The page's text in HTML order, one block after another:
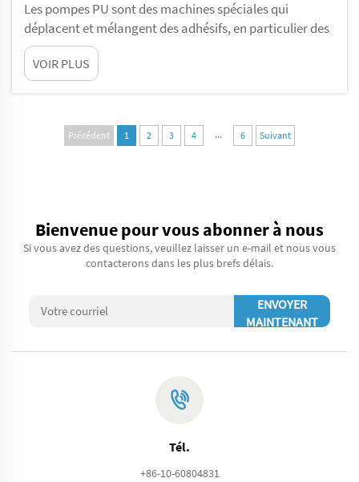
Les pompes PU sont des machines spéciales qui
déplacent et mélangent des adhésifs, en particulier des
adhésifs polyuréthanes (PU). Ces adhésifs sont
résistants et peuvent être utilisés dans de nombreux
secteurs, tels que la construction, l’automobile et
qualité supérieure des pompes PU. Choisissez la pompe
adaptée…
VOIR PLUS
Précédent 1 2 3 4 ... 6 Suivant
Bienvenue pour vous abonner à nous
Si vous avez des questions, veuillez laisser un e-mail et nous vous
contacterons dans les plus brefs délais.
ENVOYER
MAINTENANT
Tél.
+86-10-60804831